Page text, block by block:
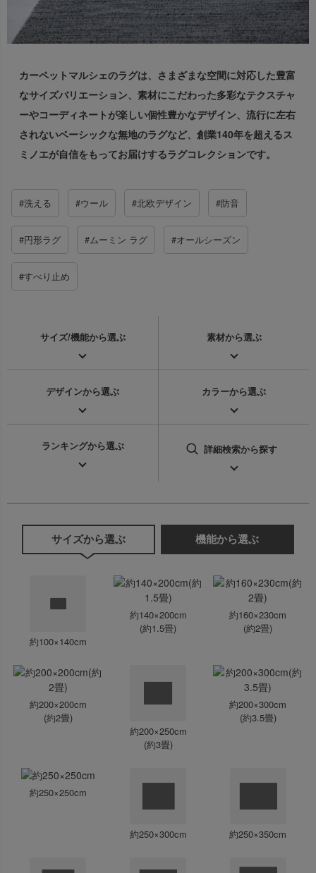
詳しくはこちら
カーペットマルシェのラグは、 さまざまな空間に対応した豊富
なサイズバリエーション、素材にこだわった多彩なテクスチャ
ーやコーディネートが楽しい個性豊かなデザイン、流行に左右
されないベーシックな無地のラグなど、創業140年を超えるス
ミノエが自信をもってお届けするラグコレクションです。
#洗える #ウール #北欧デザイン #防音
#円形ラグ #ムーミン ラグ #オールシーズン
#すべり止め
サイズ/機能から選ぶ 素材から選ぶ
デザインから選ぶ カラーから選ぶ
ランキングから選ぶ 詳細検索から探す
サイズから選ぶ 機能から選ぶ
約100×140cm
約140×200cm
(約1.5畳)
約160×230cm
(約2畳)
約200×200cm
(約2畳)
約200×250cm
(約3畳)
約200×300cm
(約3.5畳)
約250×250cm
約250×300cm 約250×350cm